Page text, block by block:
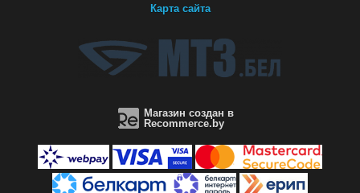
Карта сайта
Магазин создан в
Recommerce.by